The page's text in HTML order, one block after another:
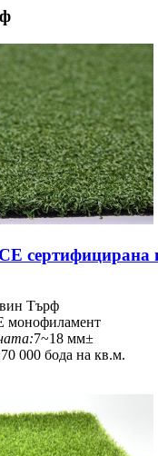
сертифицирана
Търф
монофиламент
7~18 мм±
000 бода на кв.м.